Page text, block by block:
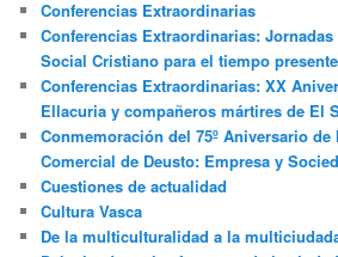
Conferencias Extraordinarias
Conferencias Extraordinarias:
Social Cristiano para el tiempo
Conferencias Extraordinarias: XX
Ellacuria y compañeros mártires de El
Conmemoración del 75º Aniversario de
Comercial de Deusto: Empresa y
Cuestiones de actualidad
Cultura Vasca
De la multiculturalidad a la